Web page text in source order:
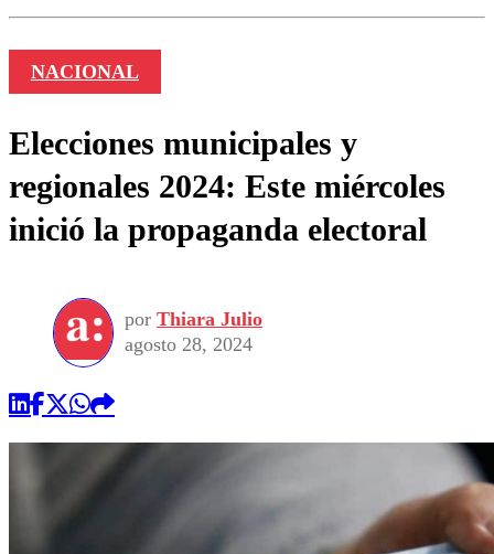
NACIONAL
Elecciones municipales y
regionales 2024: Este miércoles
inició la propaganda electoral
por Thiara Julio
agosto 28, 2024